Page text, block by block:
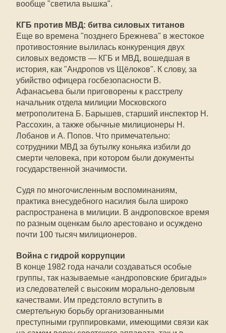
вообще "светила вышка".
КГБ против МВД: битва силовых титанов
Еще во времена "позднего Брежнева" в жестокое
противостояние вылилась конкуренция двух
силовых ведомств — КГБ и МВД, вошедшая в
история, как "Андропов vs Щёлоков". К слову, за
убийство офицера госбезопасности В.
Афанасьева были приговорены к расстрелу
начальник отдела милиции Московского
метрополитена Б. Барышев, старший инспектор Н.
Рассохин, а также обычные милиционеры Н.
Лобанов и А. Попов. Что примечательно:
сотрудники МВД за бутылку коньяка избили до
смерти человека, при котором были документы
государственной значимости.
Судя по многочисленным воспоминаниям,
практика внесудебного насилия была широко
распространена в милиции. В андроповское время
по разным оценкам было арестовано и осуждено
почти 100 тысяч милиционеров.
Война с гидрой коррупции
В конце 1982 года начали создаваться особые
группы, так называемые «андроповские бригады»
из следователей с высоким морально-деловым
качествами. Им предстояло вступить в
смертельную борьбу организованными
преступными группировками, имеющими связи как